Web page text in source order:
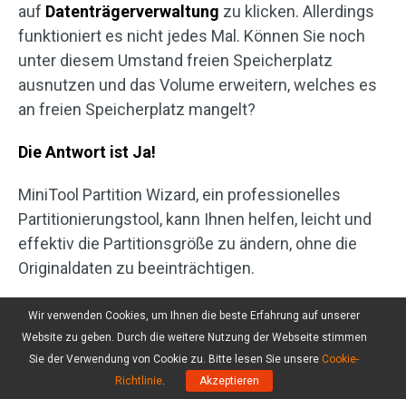
auf Datenträgerverwaltung zu klicken. Allerdings
funktioniert es nicht jedes Mal. Können Sie noch
unter diesem Umstand freien Speicherplatz
ausnutzen und das Volume erweitern, welches es
an freien Speicherplatz mangelt?
Die Antwort ist Ja!
MiniTool Partition Wizard, ein professionelles
Partitionierungstool, kann Ihnen helfen, leicht und
effektiv die Partitionsgröße zu ändern, ohne die
Originaldaten zu beeinträchtigen.
Hinweis:
Die kostenlose Edition von MiniTool
Partition Wizard unterstützt Windows
Wir verwenden Cookies, um Ihnen die beste Erfahrung auf unserer
Website zu geben. Durch die weitere Nutzung der Webseite stimmen
Sie der Verwendung von Cookie zu. Bitte lesen Sie unsere Cookie-
Richtlinie. Akzeptieren